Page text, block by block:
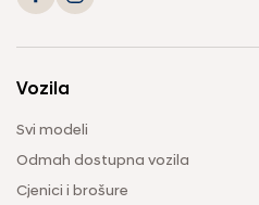
Vozila
Svi modeli
Odmah dostupna vozila
Cjenici i brošure